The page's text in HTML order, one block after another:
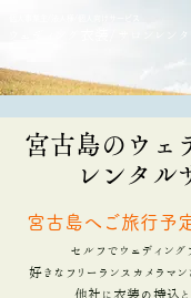
ウェディング衣装/サロンレンタ
宮古島のウェ
レンタル
宮古島へご旅行予
セルフでウェディング
好きなフリーランスカメラマ
他社に衣装の持込と